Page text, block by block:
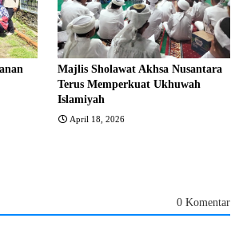
Majlis Sholawat Akhsa Nusantara
Terus Memperkuat Ukhuwah
Islamiyah
April 18, 2026
0 Komentar